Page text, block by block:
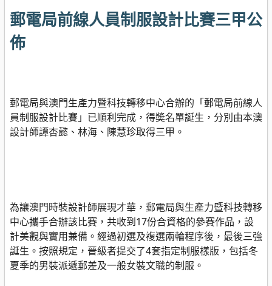
郵電局前線人員制服設計比賽三甲公
佈
郵電局與澳門生產力暨科技轉移中心合辦的「郵電局前線人
員制服設計比賽」已順利完成，得奬名單誕生，分別由本澳
設計師譚杏懿、林海、陳慧珍取得三甲。
為讓澳門時裝設計師展現才華，郵電局與生產力暨科技轉移
中心攜手合辦該比賽，共收到17份合資格的參賽作品，設
計美觀與實用兼備。經過初選及複選兩輪程序後，最後三強
誕生。按照規定，晉級者提交了4套指定制服樣版，包括冬
夏季的男裝派遞郵差及一般女裝文職的制服。